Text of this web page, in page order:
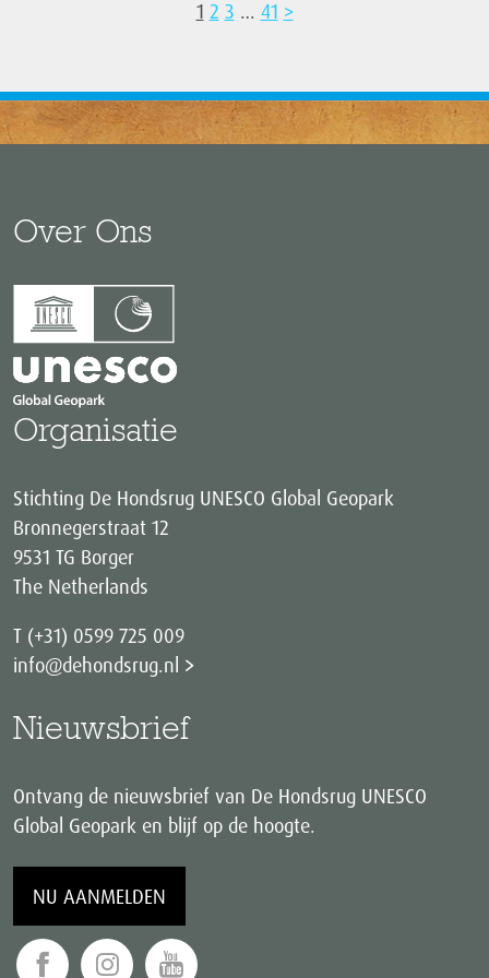
1 2 3 … 41 >
Over Ons
Organisatie
Stichting De Hondsrug UNESCO Global Geopark
Bronnegerstraat 12
9531 TG Borger
The Netherlands
T (+31) 0599 725 009
info@dehondsrug.nl
Nieuwsbrief
Ontvang de nieuwsbrief van De Hondsrug UNESCO
Global Geopark en blijf op de hoogte.
NU AANMELDEN